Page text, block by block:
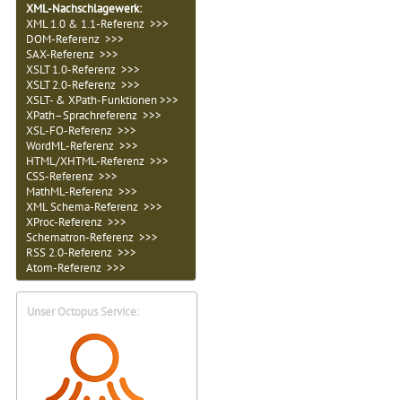
XML-Nachschlagewerk:
XML 1.0 & 1.1-Referenz >>>
DOM-Referenz >>>
SAX-Referenz >>>
XSLT 1.0-Referenz >>>
XSLT 2.0-Referenz >>>
XSLT- & XPath-Funktionen >>>
XPath–Sprachreferenz >>>
XSL-FO-Referenz >>>
WordML-Referenz >>>
HTML/XHTML-Referenz >>>
CSS-Referenz >>>
MathML-Referenz >>>
XML Schema-Referenz >>>
XProc-Referenz >>>
Schematron-Referenz >>>
RSS 2.0-Referenz >>>
Atom-Referenz >>>
Unser Octopus Service: